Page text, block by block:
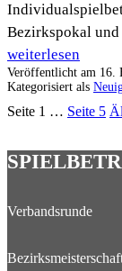
Bezirkspokal
Saison
2020/2021
wird
abgebrochen
Mannschafts-
werden
weiterlesen
Veröffentlicht am 16.
Kategorisiert als
der
Beiträge
Seite 1 … Seite 5
Verbandsrunde